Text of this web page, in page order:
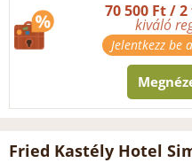
70 500 Ft /
kiváló
Jelentkezz be
Fried Kastély Hotel